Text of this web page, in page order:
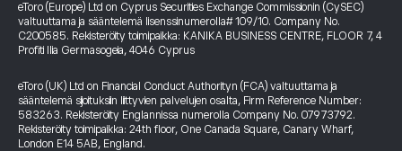
eToro (Europe) Ltd on Cyprus Securities Exchange Commissionin (CySEC)
valtuuttama ja sääntelemä lisenssinumerolla# 109/10. Company No.
C200585. Rekisteröity toimipaikka: KANIKA BUSINESS CENTRE, FLOOR 7, 4
Profiti Ilia Germasogeia, 4046 Cyprus
eToro (UK) Ltd on Financial Conduct Authorityn (FCA) valtuuttama ja
sääntelemä sijoituksiin liittyvien palvelujen osalta, Firm Reference Number:
583263. Rekisteröity Englannissa numerolla Company No. 07973792.
Rekisteröity toimipaikka: 24th floor, One Canada Square, Canary Wharf,
London E14 5AB, England.